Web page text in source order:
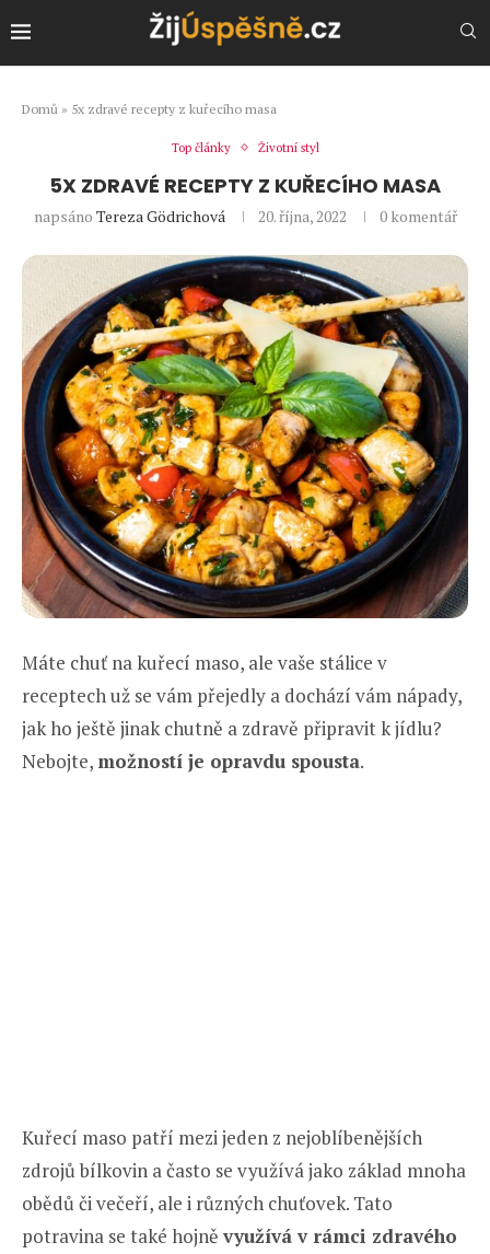
Domů » 5x zdravé recepty z kuřecího masa
Top články Životní styl
5X ZDRAVÉ RECEPTY Z KUŘECÍHO MASA
napsáno Tereza Gödrichová 20. října, 2022 0 komentář
Máte chuť na kuřecí maso, ale vaše stálice v
receptech už se vám přejedly a dochází vám nápady,
jak ho ještě jinak chutně a zdravě připravit k jídlu?
Nebojte, možností je opravdu spousta.
Kuřecí maso patří mezi jeden z nejoblíbenějších
zdrojů bílkovin a často se využívá jako základ mnoha
obědů či večeří, ale i různých chuťovek. Tato
potravina se také hojně využívá v rámci zdravého